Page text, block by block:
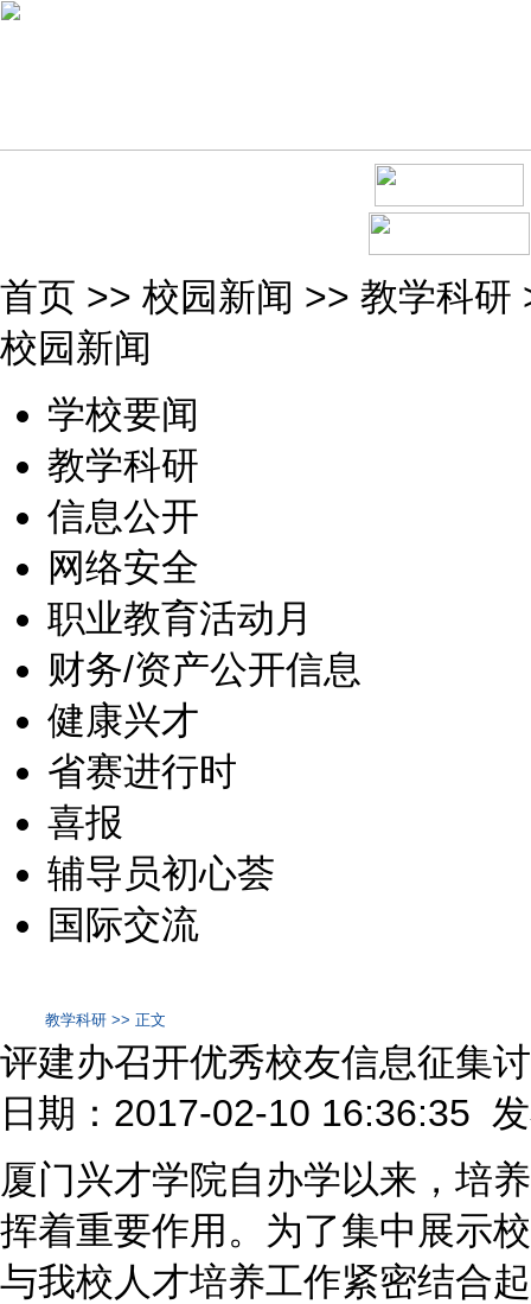
首页 >> 校园新闻 >> 教学科研
校园新闻
学校要闻
教学科研
信息公开
网络安全
职业教育活动月
财务/资产公开信息
健康兴才
省赛进行时
喜报
辅导员初心荟
国际交流
教学科研 >> 正文
评建办召开优秀校友信息征集
日期：2017-02-10 16:36:35
厦门兴才学院自办学以来，培
挥着重要作用。为了集中展示
与我校人才培养工作紧密结合